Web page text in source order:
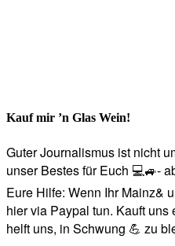
Kauf mir ’n Glas Wein!
Guter Journalismus ist nicht
unser Bestes für Euch 💻🚙-
Eure Hilfe: Wenn Ihr Mainz&
hier via Paypal tun. Kauft
helft uns, in Schwung 💪 zu